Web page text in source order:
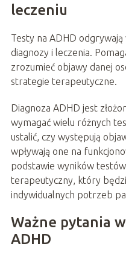
leczeniu
Testy na ADHD
diagnozy i leczenia.
zrozumieć objawy danej
strategie terapeutyczne.
Diagnoza ADHD jest
wymagać wielu różnych
ustalić, czy występują
wpływają one na
podstawie wyników
terapeutyczny, który
indywidualnych potrzeb
Ważne pytania
ADHD